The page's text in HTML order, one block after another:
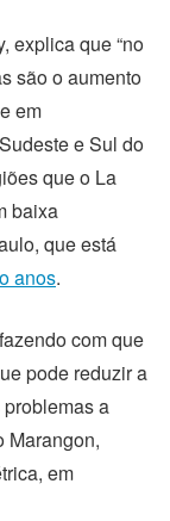
explica que “no
são o aumento
em
e Sul do
que o La
baixa
que está
anos.
com que
pode reduzir a
a
Marangon,
em